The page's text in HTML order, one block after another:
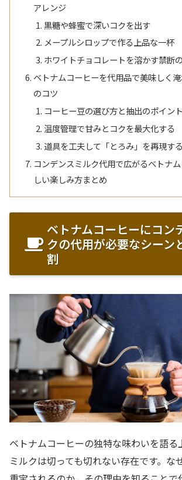
アレンジ
黒糖や蜂蜜で深いコクを出す
メープルシロップで作る上品な一杯
ホワイトチョコレートを溶かす禁断
ベトナムコーヒーを代用品で美味しく
のコツ
コーヒー豆の選び方と抽出のポイント
温度管理で甘みとコクを最大化する
道具を工夫して「とろみ」を再現する
コンデンスミルク代用で広がるベトナ
しい楽しみ方まとめ
ベトナムコーヒーにコン
クの代用が必要なシーン
割
ベトナムコーヒーの独特な味わいを語る
ミルクは切っても切れない存在です。な